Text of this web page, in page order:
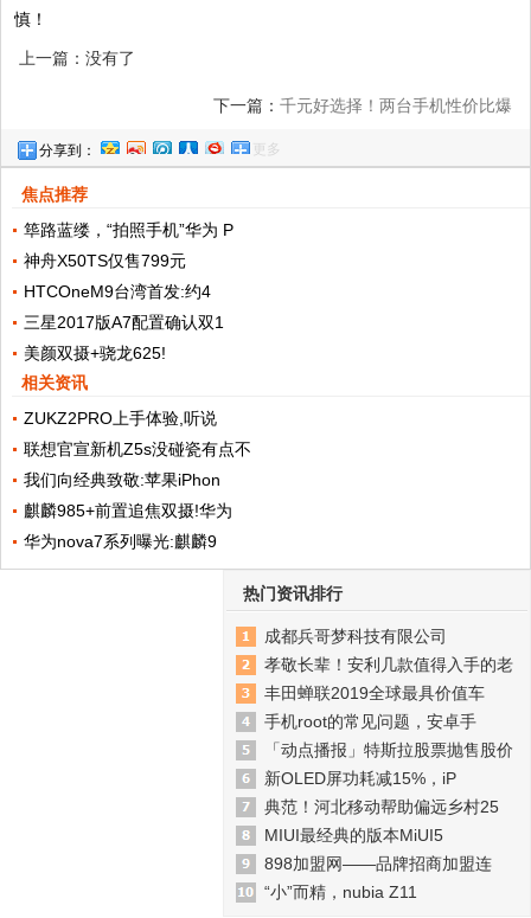
慎！
上一篇：没有了
下一篇： 千元好选择！两台手机性价比爆
分享到： 更多
焦点推荐
筚路蓝缕，“拍照手机”华为 P
神舟X50TS仅售799元
HTCOneM9台湾首发:约4
三星2017版A7配置确认双1
美颜双摄+骁龙625!
相关资讯
ZUKZ2PRO上手体验,听说
联想官宣新机Z5s没碰瓷有点不
我们向经典致敬:苹果iPhon
麒麟985+前置追焦双摄!华为
华为nova7系列曝光:麒麟9
热门资讯排行
成都兵哥梦科技有限公司
孝敬长辈！安利几款值得入手的老
丰田蝉联2019全球最具价值车
手机root的常见问题，安卓手
「动点播报」特斯拉股票抛售股价
新OLED屏功耗减15%，iP
典范！河北移动帮助偏远乡村25
MIUI最经典的版本MiUI5
898加盟网——品牌招商加盟连
“小”而精，nubia Z11